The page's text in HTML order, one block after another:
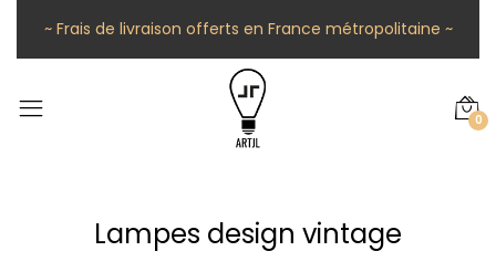
~ Frais de livraison offerts en France métropolitaine ~
0
Lampes design vintage